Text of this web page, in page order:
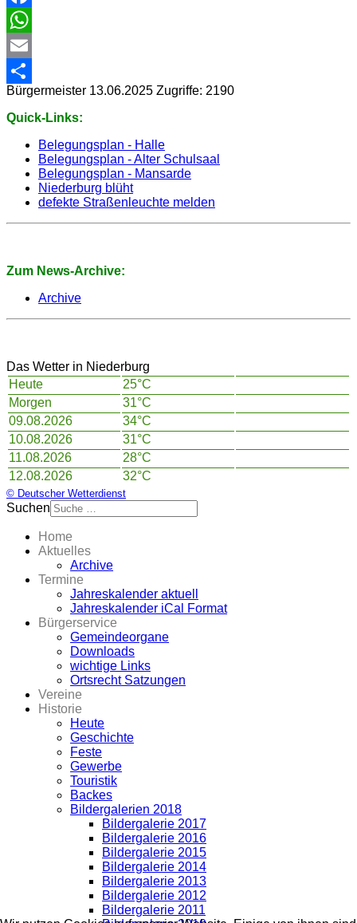
Facebook
WhatsApp
Email
Share
Bürgermeister 13.06.2025 Zugriffe: 2190
Quick-Links:
Belegungsplan - Halle
Belegungsplan - Alter Schulsaal
Belegungsplan - Mansarde
Niederburg blüht
defekte Straßenleuchte melden
Zum News-Archive:
Archive
Das Wetter in Niederburg
Heute
25°C
Morgen
31°C
09.08.2026
34°C
10.08.2026
31°C
11.08.2026
28°C
12.08.2026
32°C
© Deutscher Wetterdienst
Suchen
Home
Aktuelles
Archive
Termine
Jahreskalender aktuell
Jahreskalender iCal Format
Bürgerservice
Gemeindeorgane
Downloads
wichtige Links
Ortsrecht Satzungen
Vereine
Historie
Heute
Geschichte
Feste
Gewerbe
Touristik
Backes
Bildergalerien 2018
Bildergalerie 2017
Bildergalerie 2016
Bildergalerie 2015
Bildergalerie 2014
Bildergalerie 2013
Bildergalerie 2012
Bildergalerie 2011